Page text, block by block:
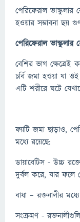
পেরিফেরাল ভাস্কুলার
হওয়ার সম্ভাবনা ছয়
পেরিফেরাল ভাস্কুলার
বেশির ভাগ ক্ষেত্রেই
চর্বি জমা হওয়া যা
এটি শরীরে ঘটে
ফ্যাটি জমা ছাড়াও,
মধ্যে রয়েছে:
ডায়াবেটিস - উচ্চ
দুর্বল করে, যার ফলে
বাধা – রক্তনালীর
সংক্রমণ -